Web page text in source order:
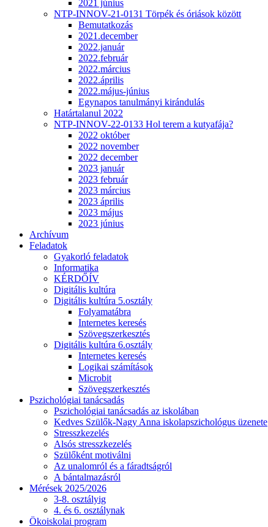
2021 június
NTP-INNOV-21-0131 Törpék és óriások között
Bemutatkozás
2021.december
2022.január
2022.február
2022.március
2022.április
2022.május-június
Egynapos tanulmányi kirándulás
Határtalanul 2022
NTP-INNOV-22-0133 Hol terem a kutyafája?
2022 október
2022 november
2022 december
2023 január
2023 február
2023 március
2023 április
2023 május
2023 június
Archívum
Feladatok
Gyakorló feladatok
Informatika
KÉRDŐÍV
Digitális kultúra
Digitális kultúra 5.osztály
Folyamatábra
Internetes keresés
Szövegszerkesztés
Digitális kultúra 6.osztály
Internetes keresés
Logikai számítások
Microbit
Szövegszerkesztés
Pszichológiai tanácsadás
Pszichológiai tanácsadás az iskolában
Kedves Szülők-Nagy Anna iskolapszichológus üzenete
Stresszkezelés
Alsós stresszkezelés
Szülőként motiválni
Az unalomról és a fáradtságról
A bántalmazásról
Mérések 2025/2026
3-8. osztályig
4. és 6. osztálynak
Ökoiskolai program